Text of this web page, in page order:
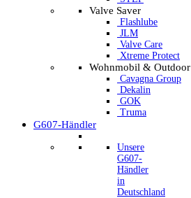
Valve Saver
Flashlube
JLM
Valve Care
Xtreme Protect
Wohnmobil & Outdoor
Cavagna Group
Dekalin
GOK
Truma
G607-Händler
Unsere
G607-
Händler
in
Deutschland